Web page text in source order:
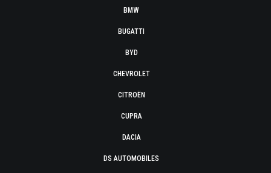
BMW
BUGATTI
BYD
CHEVROLET
CITROËN
CUPRA
DACIA
DS AUTOMOBILES